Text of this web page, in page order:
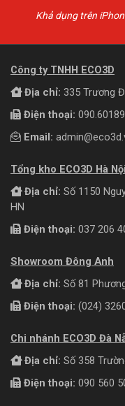
Khả dụng trên
Công ty TNHH ECO3D
Địa chỉ: 335 Trương
Điện thoại:
Email:
Tổng kho ECO3D Hà Nội
Địa chỉ: Số 1150
HN
Điện thoại: 037 206
Showroom Đông Anh
Địa chỉ: Số 81
Điện thoại: (024)
Chi nhánh ECO3D Đà
Địa chỉ: Số 358
Điện thoại: 090 560